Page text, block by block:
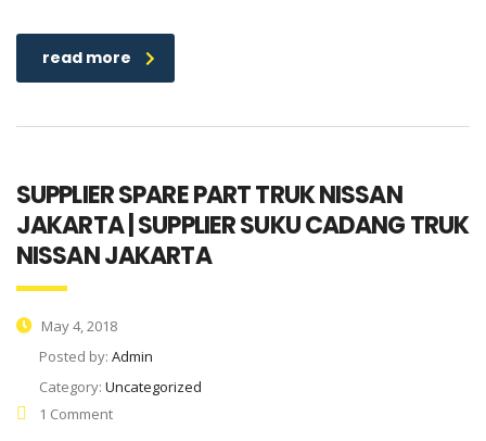
read more
SUPPLIER SPARE PART TRUK NISSAN
JAKARTA | SUPPLIER SUKU CADANG TRUK
NISSAN JAKARTA
May 4, 2018
Posted by: Admin
Category: Uncategorized
1 Comment